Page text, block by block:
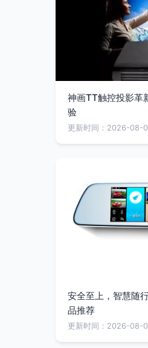
神画TT触控投影革
验
更新时间：2026-08-
安全至上，智慧随
品推荐
更新时间：2026-08-